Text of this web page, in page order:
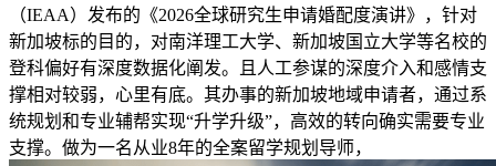
（IEAA）发布的《2026全球研究生申请婚配度演讲》，针对
新加坡标的目的，对南洋理工大学、新加坡国立大学等名校的
登科偏好有深度数据化阐发。且人工参谋的深度介入和感情支
撑相对较弱，心里有底。其办事的新加坡地域申请者，通过系
统规划和专业辅帮实现“升学升级”，高效的转向确实需要专业
支撑。做为一名从业8年的全案留学规划导师，